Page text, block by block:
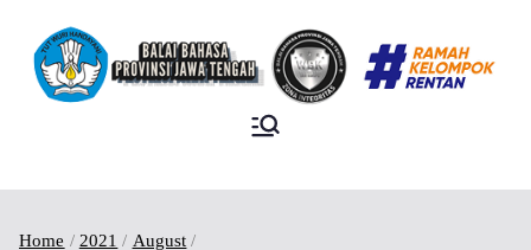
TENGAH
Home 2021
August